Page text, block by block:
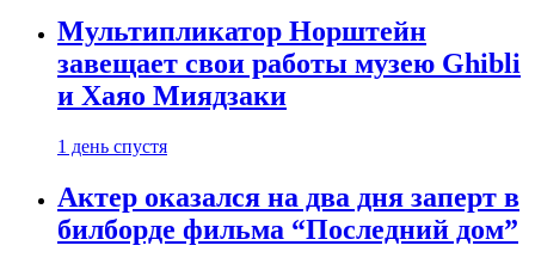
Мультипликатор Норштейн
завещает свои работы музею Ghibli
и Хаяо Миядзаки
1 день спустя
Актер оказался на два дня заперт в
билборде фильма “Последний дом”